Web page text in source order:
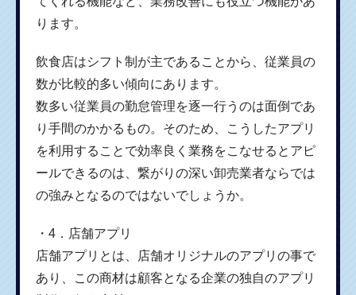
ります。
飲食店はシフト制が主であることから、従業員の
数が比較的多い傾向にあります。
数多い従業員の勤怠管理を逐一行うのは面倒であ
り手間のかかるもの。そのため、こうしたアプリ
を利用することで効率良く業務をこなせるとアピ
ールできるのは、繋がりの深い卸売業者ならでは
の強みとなるのではないでしょうか。
・4．店舗アプリ
店舗アプリとは、店舗オリジナルのアプリの事で
あり、この商材は顧客となる企業の独自のアプリ